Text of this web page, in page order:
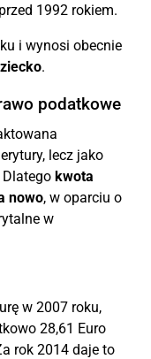
1992 rokiem.
i wynosi obecnie
.
podatkowe
lecz jako
Dlatego kwota
nowo, w oparciu o
w
w 2007 roku,
28,61 Euro
rok 2014 daje to